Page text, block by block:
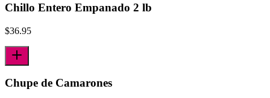
Chillo Entero Empanado 2 lb
$36.95
Chupe de Camarones